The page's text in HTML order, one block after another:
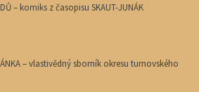
– komiks z časopisu SKAUT-JUNÁK
– vlastivědný sborník okresu turnovského